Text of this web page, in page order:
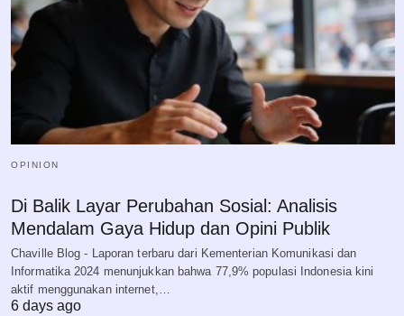
OPINION
Di Balik Layar Perubahan Sosial: Analisis
Mendalam Gaya Hidup dan Opini Publik
Chaville Blog - Laporan terbaru dari Kementerian Komunikasi dan
Informatika 2024 menunjukkan bahwa 77,9% populasi Indonesia kini
aktif menggunakan internet,…
6 days ago